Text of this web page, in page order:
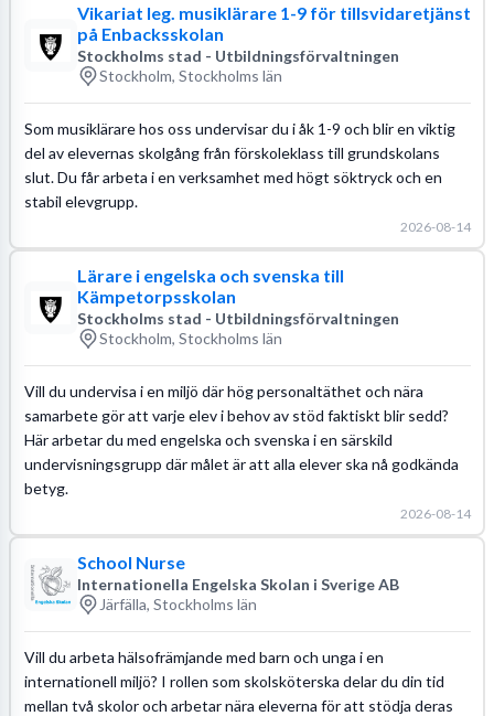
Vikariat leg. musiklärare 1-9 för tillsvidaretjänst
på Enbacksskolan
Stockholms stad - Utbildningsförvaltningen
Stockholm, Stockholms län
Som musiklärare hos oss undervisar du i åk 1-9 och blir en viktig
del av elevernas skolgång från förskoleklass till grundskolans
slut. Du får arbeta i en verksamhet med högt söktryck och en
stabil elevgrupp.
2026-08-14
Lärare i engelska och svenska till
Kämpetorpsskolan
Stockholms stad - Utbildningsförvaltningen
Stockholm, Stockholms län
Vill du undervisa i en miljö där hög personaltäthet och nära
samarbete gör att varje elev i behov av stöd faktiskt blir sedd?
Här arbetar du med engelska och svenska i en särskild
undervisningsgrupp där målet är att alla elever ska nå godkända
betyg.
2026-08-14
School Nurse
Internationella Engelska Skolan i Sverige AB
Järfälla, Stockholms län
Vill du arbeta hälsofrämjande med barn och unga i en
internationell miljö? I rollen som skolsköterska delar du din tid
mellan två skolor och arbetar nära eleverna för att stödja deras